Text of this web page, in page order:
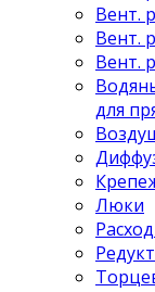
Вент.
Вент.
Вент.
для
Люки